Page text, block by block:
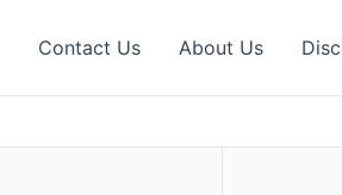
Contact Us About Us